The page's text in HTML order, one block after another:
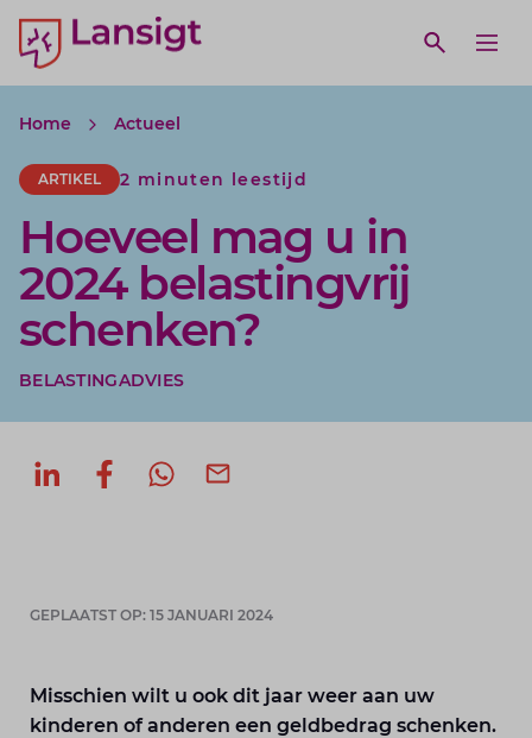
Lansigt Accountants logo
Open
search website
Home Actueel
ARTIKEL 2 minuten leestijd
Hoeveel mag u in
2024 belastingvrij
schenken?
BELASTINGADVIES
Deel op LinkedIn
Deel op Facebook
GEPLAATST OP: 15 JANUARI 2024
Misschien wilt u ook dit jaar weer aan uw
kinderen of anderen een geldbedrag schenken.